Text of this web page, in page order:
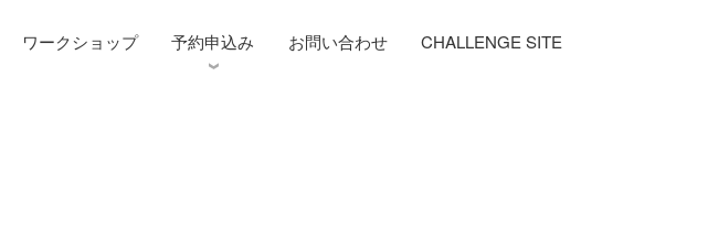
ワークショップ 予約申込み お問い合わせ CHALLENGE SITE